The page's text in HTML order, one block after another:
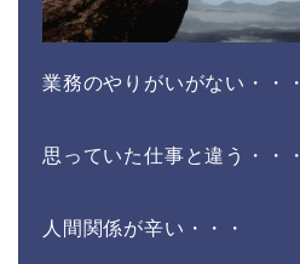
業務のやりがいがない・・・
思っていた仕事と違う・・・
人間関係が辛い・・・